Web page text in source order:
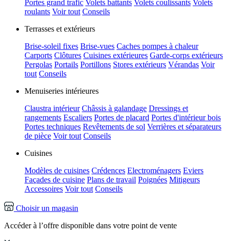
Portes grand trafic Volets battants Volets coulissants Volets
roulants Voir tout Conseils
Terrasses et extérieurs
Brise-soleil fixes Brise-vues Caches pompes à chaleur
Carports Clôtures Cuisines extérieures Garde-corps extérieurs
Pergolas Portails Portillons Stores extérieurs Vérandas Voir
tout Conseils
Menuiseries intérieures
Claustra intérieur Châssis à galandage Dressings et
rangements Escaliers Portes de placard Portes d'intérieur bois
Portes techniques Revêtements de sol Verrières et séparateurs
de pièce Voir tout Conseils
Cuisines
Modèles de cuisines Crédences Electroménagers Eviers
Façades de cuisine Plans de travail Poignées Mitigeurs
Accessoires Voir tout Conseils
Choisir un magasin
Accéder à l’offre disponible dans votre point de vente